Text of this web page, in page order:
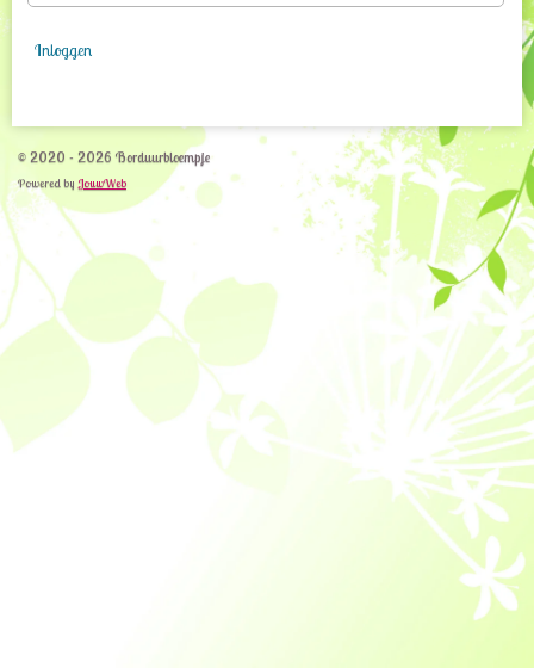
Inloggen
© 2020 - 2026 Borduurbloempje
Powered by JouwWeb